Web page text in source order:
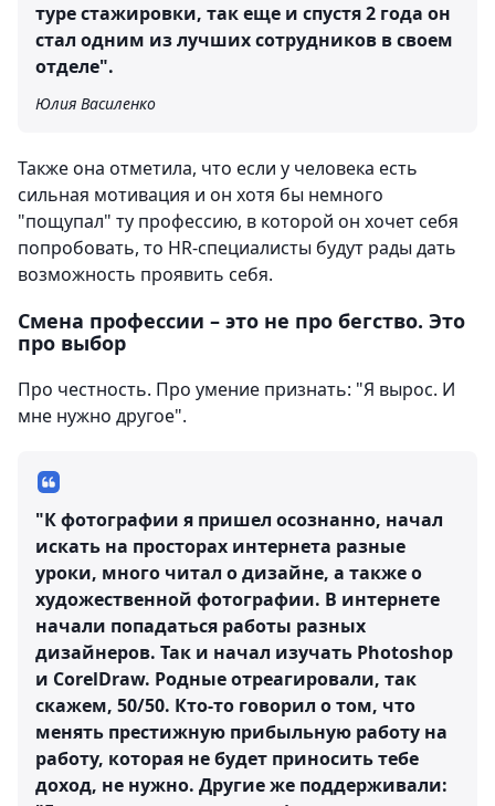
туре стажировки, так еще и спустя 2 года он
стал одним из лучших сотрудников в своем
отделе".
Юлия Василенко
Также она отметила, что если у человека есть
сильная мотивация и он хотя бы немного
"пощупал" ту профессию, в которой он хочет себя
попробовать, то HR-специалисты будут рады дать
возможность проявить себя.
Смена профессии – это не про бегство. Это
про выбор
Про честность. Про умение признать: "Я вырос. И
мне нужно другое".
"К фотографии я пришел осознанно, начал
искать на просторах интернета разные
уроки, много читал о дизайне, а также о
художественной фотографии. В интернете
начали попадаться работы разных
дизайнеров. Так и начал изучать Photoshop
и CorelDraw. Родные отреагировали, так
скажем, 50/50. Кто-то говорил о том, что
менять престижную прибыльную работу на
работу, которая не будет приносить тебе
доход, не нужно. Другие же поддерживали: